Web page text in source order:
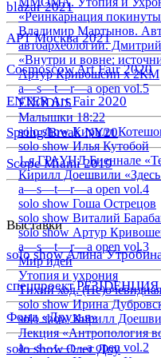
blazar 2021
АРТ Москва 2021
Cosmoscow Art Fair 2020
ENTER Art Fair 2020
Spring/Break NY20
Scope Miami 2019
Выставки
solo show Алина
спецпроект РЕЗIDЕНЦИЯ
Фонд «Друзья»
solo show Олег Доу
«Реинкарнация
Владимир Мартынов.
автоархеологии.
«Внутри и вовне:
Артур Кривошеин х 2КМ
a—s—t—r—a open vol.5
EXODUS
Малышки 18:22
solo show Кирилл
solo show Илья Кутобой
1-я ГРАУНД Биеннале
Кирилл Доешвили «Здесь
a—s—t—r—a open vol.4
solo show Гоша Острецов
solo show Виталий
solo show Артур
a—s—t—r—a open vol.3
Мир идей
Утопия и ухрония
Тихий ход.
solo show Ирина
solo show Кирилл
Лекция «Антропология
a—s—t—r—a open vol.2